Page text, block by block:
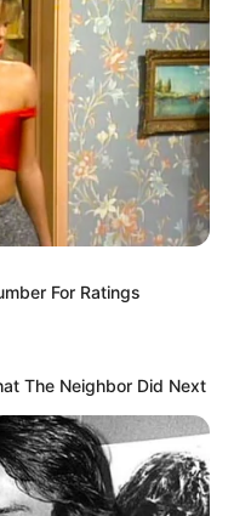
For Ratings
The Neighbor Did Next